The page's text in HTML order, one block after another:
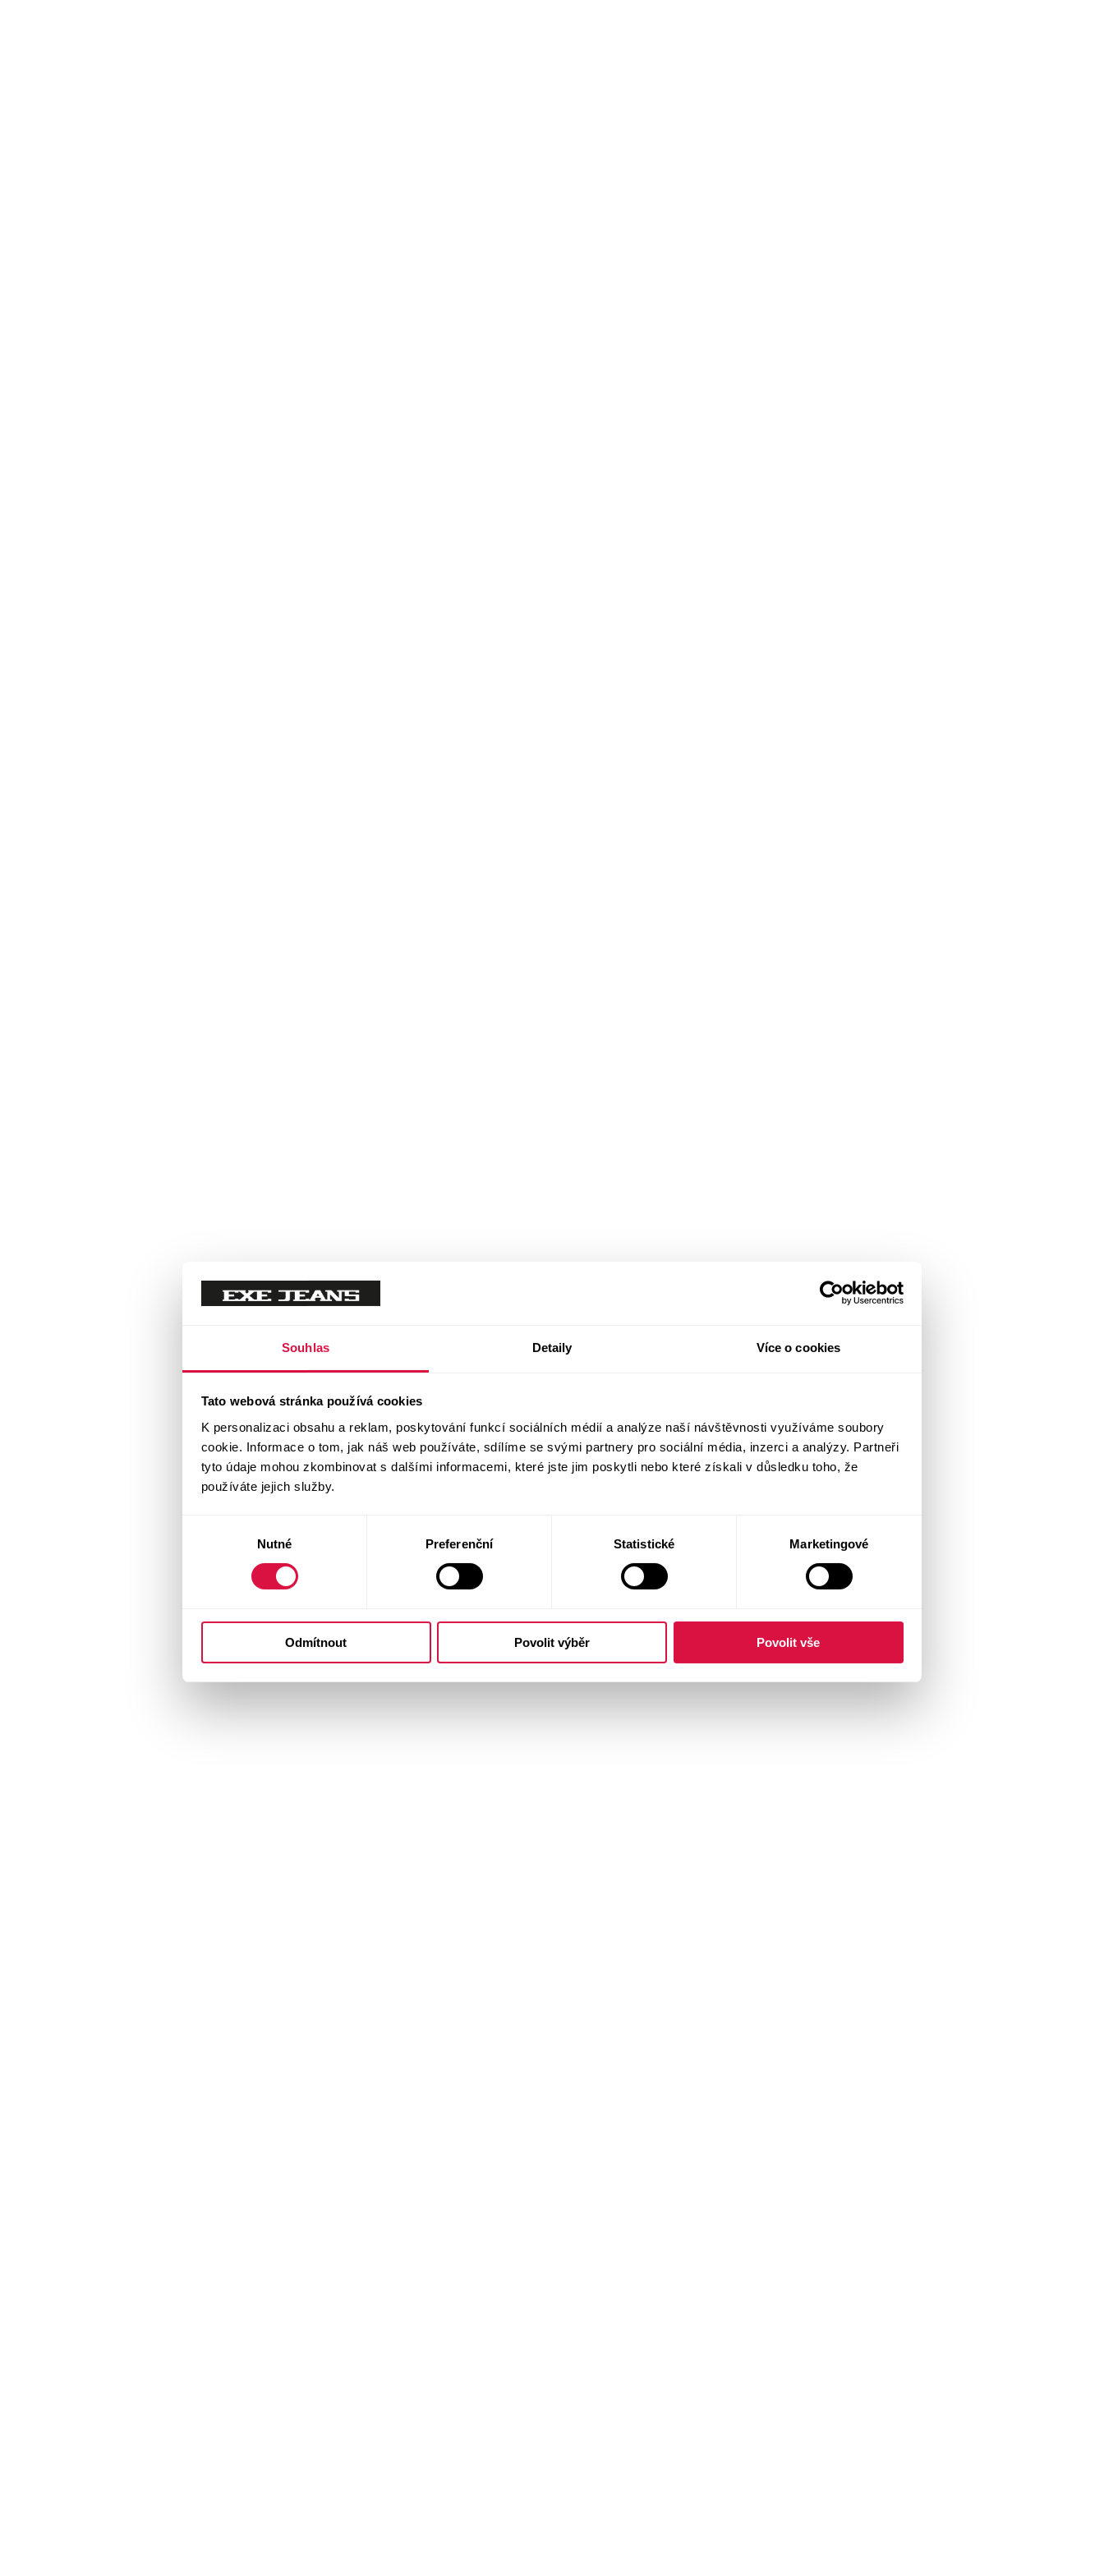
Souhlas Detaily Více o cookies
Tato webová stránka používá cookies
K personalizaci obsahu a reklam, poskytování funkcí sociálních médií a analýze naší návštěvnosti využíváme soubory
cookie. Informace o tom, jak náš web používáte, sdílíme se svými partnery pro sociální média, inzerci a analýzy. Partneři
tyto údaje mohou zkombinovat s dalšími informacemi, které jste jim poskytli nebo které získali v důsledku toho, že
používáte jejich služby.
Nutné Preferenční Statistické Marketingové
Odmítnout Povolit výběr Povolit vše